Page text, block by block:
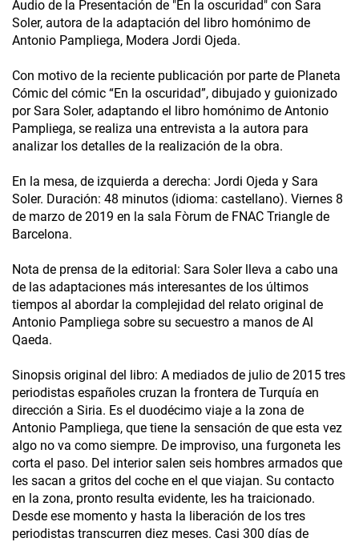
Audio de la Presentación de "En la oscuridad" con Sara
Soler, autora de la adaptación del libro homónimo de
Antonio Pampliega, Modera Jordi Ojeda.
Con motivo de la reciente publicación por parte de Planeta
Cómic del cómic “En la oscuridad”, dibujado y guionizado
por Sara Soler, adaptando el libro homónimo de Antonio
Pampliega, se realiza una entrevista a la autora para
analizar los detalles de la realización de la obra.
En la mesa, de izquierda a derecha: Jordi Ojeda y Sara
Soler. Duración: 48 minutos (idioma: castellano). Viernes 8
de marzo de 2019 en la sala Fòrum de FNAC Triangle de
Barcelona.
Nota de prensa de la editorial: Sara Soler lleva a cabo una
de las adaptaciones más interesantes de los últimos
tiempos al abordar la complejidad del relato original de
Antonio Pampliega sobre su secuestro a manos de Al
Qaeda.
Sinopsis original del libro: A mediados de julio de 2015 tres
periodistas españoles cruzan la frontera de Turquía en
dirección a Siria. Es el duodécimo viaje a la zona de
Antonio Pampliega, que tiene la sensación de que esta vez
algo no va como siempre. De improviso, una furgoneta les
corta el paso. Del interior salen seis hombres armados que
les sacan a gritos del coche en el que viajan. Su contacto
en la zona, pronto resulta evidente, les ha traicionado.
Desde ese momento y hasta la liberación de los tres
periodistas transcurren diez meses. Casi 300 días de